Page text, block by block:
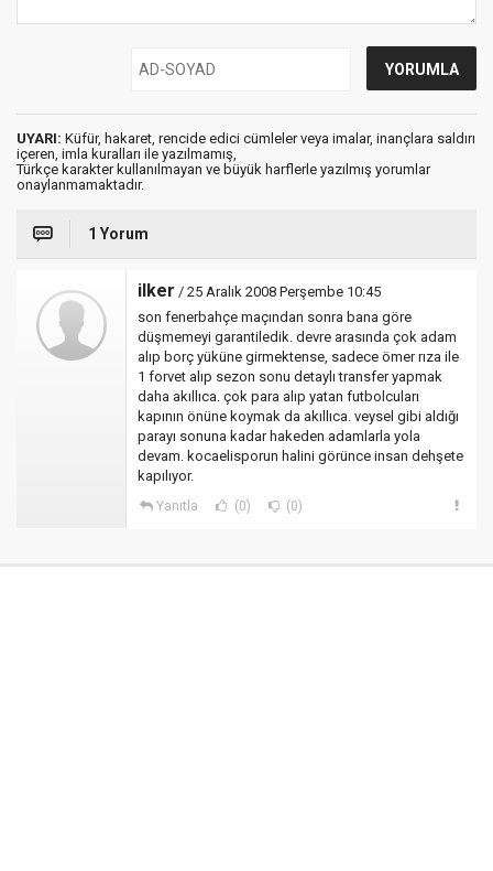
UYARI: Küfür, hakaret, rencide edici cümleler veya imalar, inançlara saldırı
içeren, imla kuralları ile yazılmamış,
Türkçe karakter kullanılmayan ve büyük harflerle yazılmış yorumlar
onaylanmamaktadır.
1 Yorum
ilker / 25 Aralık 2008 Perşembe 10:45
son fenerbahçe maçından sonra bana göre
düşmemeyi garantiledik. devre arasında çok adam
alıp borç yüküne girmektense, sadece ömer rıza ile
1 forvet alıp sezon sonu detaylı transfer yapmak
daha akıllıca. çok para alıp yatan futbolcuları
kapının önüne koymak da akıllıca. veysel gibi aldığı
parayı sonuna kadar hakeden adamlarla yola
devam. kocaelisporun halini görünce insan dehşete
kapılıyor.
Yanıtla (0) (0)